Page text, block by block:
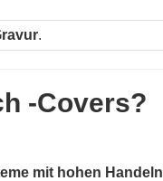
.
-Covers?
mit hohen Handeln